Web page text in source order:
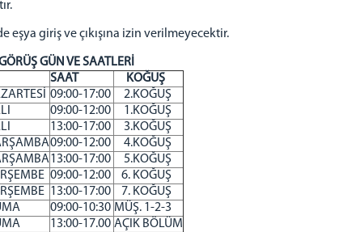
eşya giriş ve çıkışına izin verilmeyecektir.
GÜN VE SAATLERİ
SAAT
KOĞUŞ
09:00-17:00
2.KOĞUŞ
09:00-12:00
1.KOĞUŞ
13:00-17:00
3.KOĞUŞ
09:00-12:00
4.KOĞUŞ
13:00-17:00
5.KOĞUŞ
09:00-12:00
6. KOĞUŞ
13:00-17:00
7. KOĞUŞ
09:00-10:30 MÜŞ. 1-2-3
13:00-17.00 AÇIK BÖLÜM